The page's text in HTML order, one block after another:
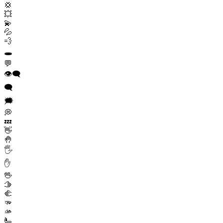
💢
💥
💫
💦
💨
🕳️
💬
👁️‍🗨️
🗨️
🗯️
💭
💤
👋
🤚
🖐️
✋
🖖
🫱
🫲
🫳
🫴
🫷